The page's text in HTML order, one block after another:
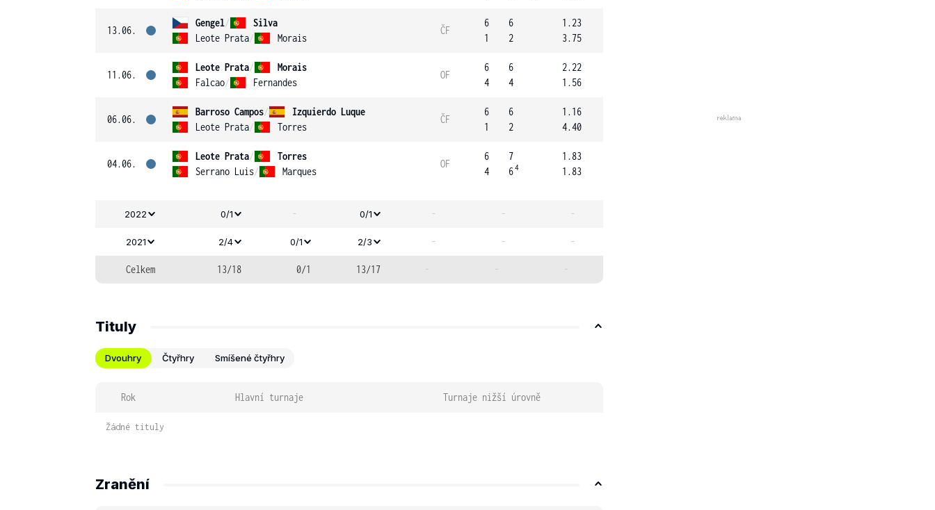
13.06.
Gengel/
Silva
Leote Prata/ Morais
ČF
6
1
6
2
1.23
3.75
11.06.
Leote Prata/
Morais
Falcao/ Fernandes
OF
6
4
6
4
2.22
1.56
06.06.
Barroso Campos/
Izquierdo Luque
Leote Prata/ Torres
ČF
6
1
6
2
1.16
4.40
04.06.
Leote Prata/
Torres
Serrano Luis/ Marques
OF
6
4
7
64
1.83
1.83
2022 0/1 - 0/1 - - -
2021 2/4 0/1 2/3 - - -
Celkem 13/18 0/1 13/17 - - -
Tituly
Dvouhry Čtyřhry Smíšené čtyřhry
Rok Hlavní turnaje Turnaje nižší úrovně
Žádné tituly
Zranění